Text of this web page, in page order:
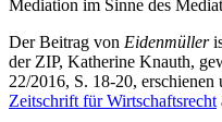
Mediation im Sinne des
Der Beitrag von Eidenmüller
der ZIP, Katherine Knauth,
22/2016, S. 18-20, erschienen
Zeitschrift für Wirtschaftsrecht